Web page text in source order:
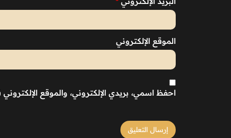
الموقع الإلكتروني
احفظ اسمي، بريدي الإلكتروني، والموقع